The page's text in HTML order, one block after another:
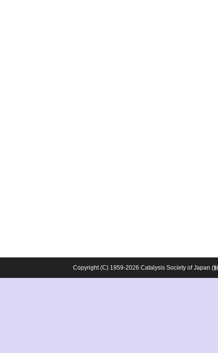
Copyright (C) 1959-2026 Catalysis Society of Japan (